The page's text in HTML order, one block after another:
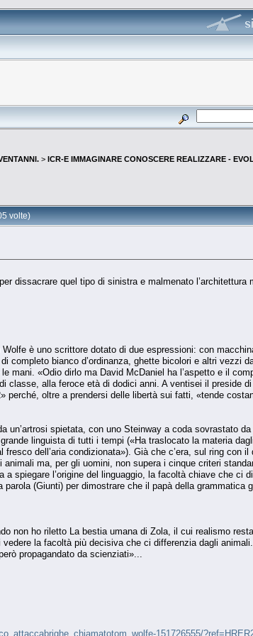
> ICR-E IMMAGINARE CONOSCERE REALIZZARE -
volte)
dissacrare quel tipo di sinistra e malmenato l’architettura
è uno scrittore dotato di due espressioni: con
completo bianco d’ordinanza, ghette bicolori e altri vezzi
«Odio dirlo ma David McDaniel ha l’aspetto e il
alla feroce età di dodici anni. A ventisei il preside
oltre a prendersi delle libertà sui fatti, «tende
un’artrosi spietata, con uno Steinway a coda sovrastato
linguista di tutti i tempi («Ha traslocato la materia
dell’aria condizionata»). Già che c’era, sul ring con il
ma, per gli uomini, non supera i cinque criteri
spiegare l’origine del linguaggio, la facoltà chiave che ci
(Giunti) per dimostrare che il papà della grammatica
non ho riletto La bestia umana di Zola, il cui realismo
la facoltà più decisiva che ci differenzia dagli
propagandato da scienziati»...
151726555/